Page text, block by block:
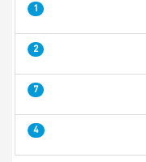
1
2
7
4